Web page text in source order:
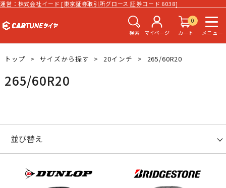
運営：株式会社イード [東京証券取引所グロース 証券コード 6038]
検索 マイページ
0
カート
メニュー
トップ サイズから探す 20インチ 265/60R20
265/60R20